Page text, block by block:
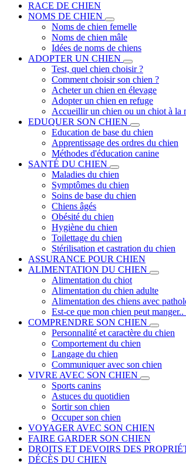
RACE DE CHIEN
NOMS DE CHIEN
Noms de chien femelle
Noms de chien mâle
Idées de noms de chiens
ADOPTER UN CHIEN
Test, quel chien choisir ?
Comment choisir son chien ?
Acheter un chien en élevage
Adopter un chien en refuge
Accueillir un chien ou un chiot à la
EDUQUER SON CHIEN
Education de base du chien
Apprentissage des ordres du chien
Méthodes d'éducation canine
SANTÉ DU CHIEN
Maladies du chien
Symptômes du chien
Soins de base du chien
Chiens âgés
Obésité du chien
Hygiène du chien
Toilettage du chien
Stérilisation et castration du chien
ASSURANCE POUR CHIEN
ALIMENTATION DU CHIEN
Alimentation du chiot
Alimentation du chien adulte
Alimentation des chiens avec
Est-ce que mon chien peut manger..
COMPRENDRE SON CHIEN
Personnalité et caractère du chien
Comportement du chien
Langage du chien
Communiquer avec son chien
VIVRE AVEC SON CHIEN
Sports canins
Astuces du quotidien
Sortir son chien
Occuper son chien
VOYAGER AVEC SON CHIEN
FAIRE GARDER SON CHIEN
DROITS ET DEVOIRS DES
DÉCÈS DU CHIEN